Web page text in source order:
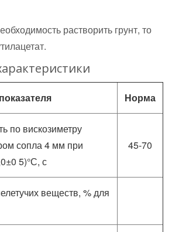
растворить грунт, то
Норма
по вискозиметру
сопла 4 мм при
5)°С, с
45-70
веществ, % для